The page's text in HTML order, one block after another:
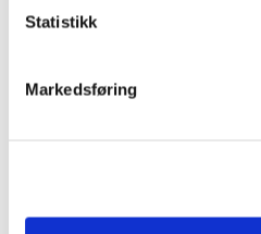
Statistikk
Markedsføring
Emnet er nettbasert, og det
Arbeidsformer er individuelle
skriftlige og muntlige,